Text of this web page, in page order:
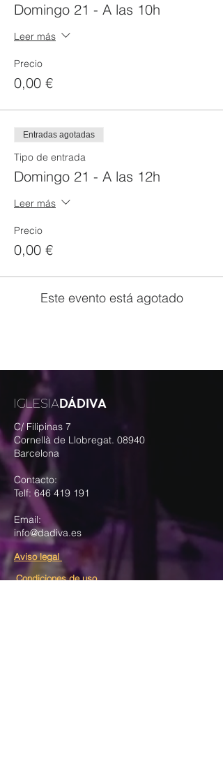
Domingo 21 - A las 10h
Leer más
Precio
0,00 €
Entradas agotadas
Tipo de entrada
Domingo 21 - A las 12h
Leer más
Precio
0,00 €
Este evento está agotado
IGLESIADÁDIVA
C/ Filipinas 7
Cornellà de Llobregat. 08940
Barcelona
Contacto:
Telf: 646 419 191
Email:
info@dadiva.es
Aviso legal
Condiciones de uso